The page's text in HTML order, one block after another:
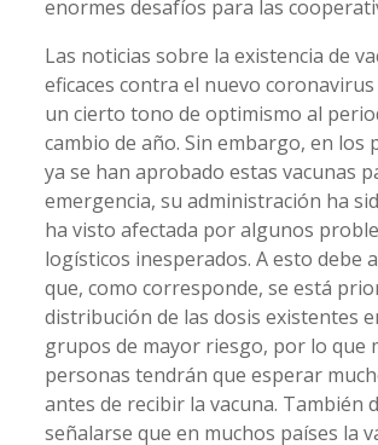
enormes desafíos para las
Las noticias sobre la existencia de
eficaces contra el nuevo
un cierto tono de optimismo al
cambio de año. Sin embargo, en los
ya se han aprobado estas vacunas
emergencia, su administración ha
ha visto afectada por algunos
logísticos inesperados. A esto debe
que, como corresponde, se está
distribución de las dosis existentes
grupos de mayor riesgo, por lo que
personas tendrán que esperar
antes de recibir la vacuna. También
señalarse que en muchos países la